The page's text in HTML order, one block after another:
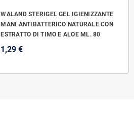
WALAND STERIGEL GEL IGIENIZZANTE
MANI ANTIBATTERICO NATURALE CON
ESTRATTO DI TIMO E ALOE ML. 80
1,29 €